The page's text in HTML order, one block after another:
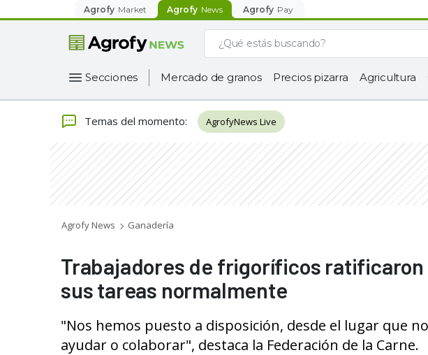
Agrofy Market Agrofy News Agrofy Pay
Secciones Mercado de granos Precios pizarra Agricultura
Temas del momento: AgrofyNews Live
Agrofy News Ganadería
Trabajadores de frigoríficos ratificaron
sus tareas normalmente
"Nos hemos puesto a disposición, desde el lugar que
ayudar o colaborar", destaca la Federación de la Carne.